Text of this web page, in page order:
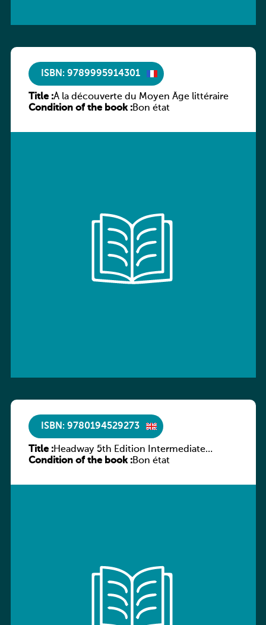
ISBN: 9789995914301
Title :À la découverte du Moyen Âge littéraire
Condition of the book :Bon état
ISBN: 9780194529273
Title :Headway 5th Edition Intermediate
Culture and Literature Companion
Condition of the book :Bon état